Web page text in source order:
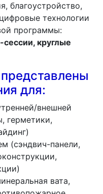
благоустройство,
технологии
программы:
круглые
для:
внешней
герметики,
(сэндвич-панели,
вата,